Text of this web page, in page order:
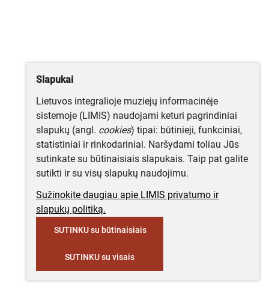
Slapukai
Lietuvos integralioje muziejų informacinėje
sistemoje (LIMIS) naudojami keturi pagrindiniai
slapukų (angl. cookies) tipai: būtinieji, funkciniai,
statistiniai ir rinkodariniai. Naršydami toliau Jūs
sutinkate su būtinaisiais slapukais. Taip pat galite
sutikti ir su visų slapukų naudojimu.
Sužinokite daugiau apie LIMIS privatumo ir
slapukų politiką.
SUTINKU su būtinaisiais
SUTINKU su visais